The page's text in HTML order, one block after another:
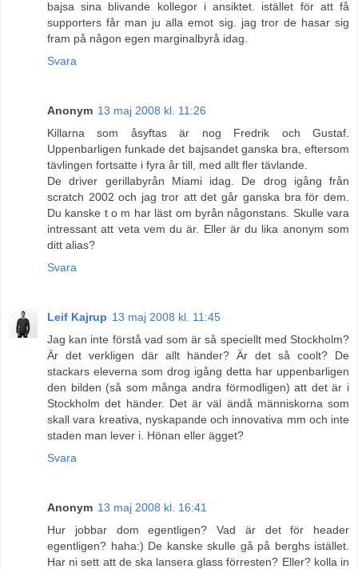
bajsa sina blivande kollegor i ansiktet. istället för att få
supporters får man ju alla emot sig. jag tror de hasar sig
fram på någon egen marginalbyrå idag.
Svara
Anonym 13 maj 2008 kl. 11:26
Killarna som åsyftas är nog Fredrik och Gustaf.
Uppenbarligen funkade det bajsandet ganska bra, eftersom
tävlingen fortsatte i fyra år till, med allt fler tävlande.
De driver gerillabyrån Miami idag. De drog igång från
scratch 2002 och jag tror att det går ganska bra för dem.
Du kanske t o m har läst om byrån någonstans. Skulle vara
intressant att veta vem du är. Eller är du lika anonym som
ditt alias?
Svara
Leif Kajrup 13 maj 2008 kl. 11:45
Jag kan inte förstå vad som är så speciellt med Stockholm?
Är det verkligen där allt händer? Är det så coolt? De
stackars eleverna som drog igång detta har uppenbarligen
den bilden (så som många andra förmodligen) att det är i
Stockholm det händer. Det är väl ändå människorna som
skall vara kreativa, nyskapande och innovativa mm och inte
staden man lever i. Hönan eller ägget?
Svara
Anonym 13 maj 2008 kl. 16:41
Hur jobbar dom egentligen? Vad är det för header
egentligen? haha:) De kanske skulle gå på berghs istället.
Har ni sett att de ska lansera glass förresten? Eller? kolla in